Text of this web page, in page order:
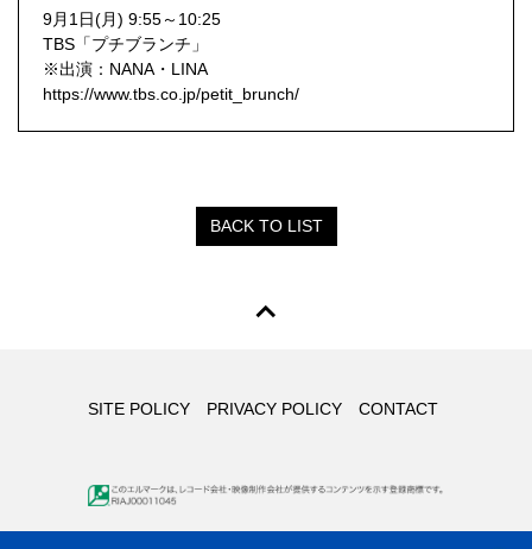
9月1日(月) 9:55～10:25
TBS「プチブランチ」
※出演：NANA・LINA
https://www.tbs.co.jp/petit_brunch/
BACK TO LIST
SITE POLICY PRIVACY POLICY CONTACT